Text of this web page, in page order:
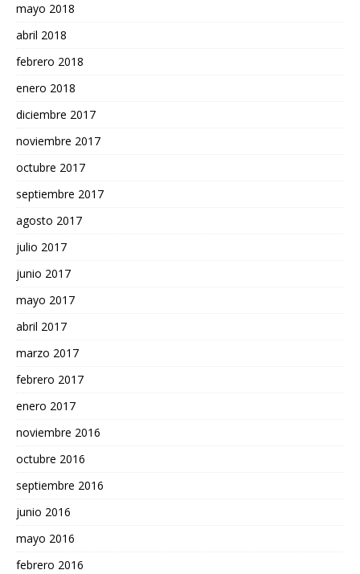
mayo 2018
abril 2018
febrero 2018
enero 2018
diciembre 2017
noviembre 2017
octubre 2017
septiembre 2017
agosto 2017
julio 2017
junio 2017
mayo 2017
abril 2017
marzo 2017
febrero 2017
enero 2017
noviembre 2016
octubre 2016
septiembre 2016
junio 2016
mayo 2016
febrero 2016